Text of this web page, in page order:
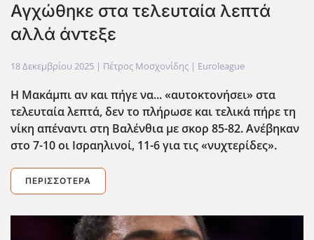
Αγχώθηκε στα τελευταία λεπτά
αλλά άντεξε
18 Δεκεμβρίου 2025 | Πέτρος Μοσχονίδης | Euroleague
Η Μακάμπι αν και πήγε να... «αυτοκτονήσει» στα
τελευταία λεπτά, δεν το πλήρωσε και τελικά πήρε τη
νίκη απέναντι στη Βαλένθια με σκορ 85-82. Ανέβηκαν
στο 7-10 οι Ισραηλινοί, 11-6 για τις «νυχτερίδες».
ΠΕΡΙΣΣΌΤΕΡΑ